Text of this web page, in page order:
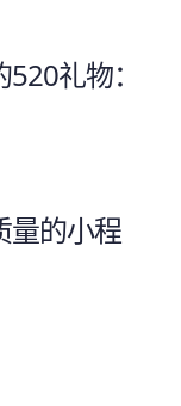
礼物：
量的小程